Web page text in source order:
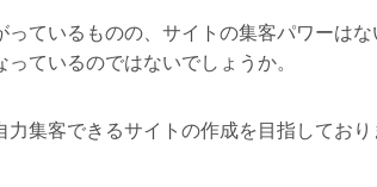
ているものの、サイトの集客パワーはな
ているのではないでしょうか。
集客できるサイトの作成を目指しており